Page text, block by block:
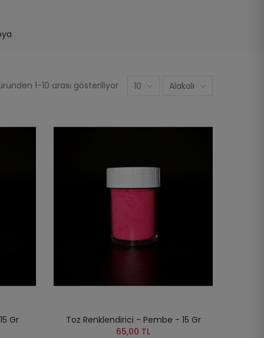
1-10 arası gösteriliyor 10 Alakalı
Gr
Toz Renklendirici - Pembe - 15 Gr
65,00 TL